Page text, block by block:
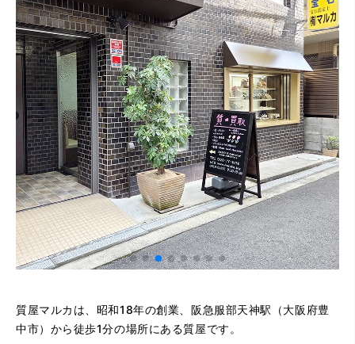
質屋マルカは、昭和18年の創業、阪急服部天神駅（大阪府豊
中市）から徒歩1分の場所にある質屋です。